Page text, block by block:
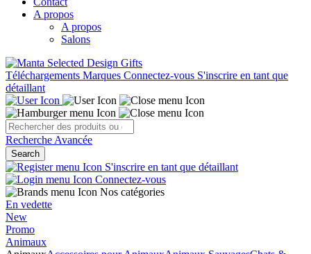
A propos
A propos
Salons
Téléchargements Marques Connectez-vous S'inscrire en tant que
détaillant
Recherche Avancée
Search
S'inscrire en tant que détaillant
Connectez-vous
Nos catégories
En vedette
New
Promo
Animaux